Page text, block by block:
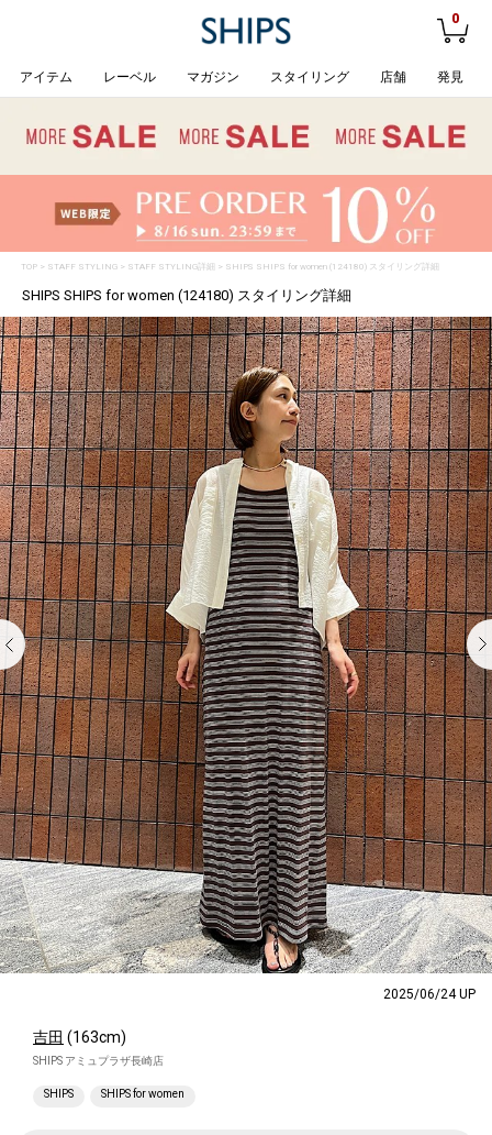
0
アイテム レーベル マガジン スタイリング 店舗 発見
TOP> STAFF STYLING> STAFF STYLING詳細 > SHIPS SHIPS for women (124180) スタイリング詳細
SHIPS SHIPS for women (124180) スタイリング詳細
2025/06/24 UP
吉田 (163cm)
SHIPS アミュプラザ長崎店
SHIPS SHIPS for women